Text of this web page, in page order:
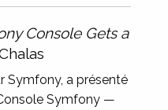
Console Gets a
Symfony, a présenté
Symfony —